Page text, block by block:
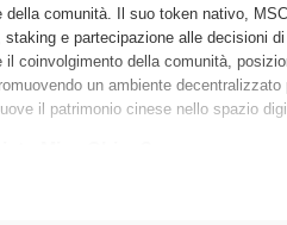
della comunità. Il suo token nativo,
e partecipazione alle decisioni
il coinvolgimento della comunità,
un ambiente
il patrimonio cinese nello spazio
2021 quando il team fondatore ha